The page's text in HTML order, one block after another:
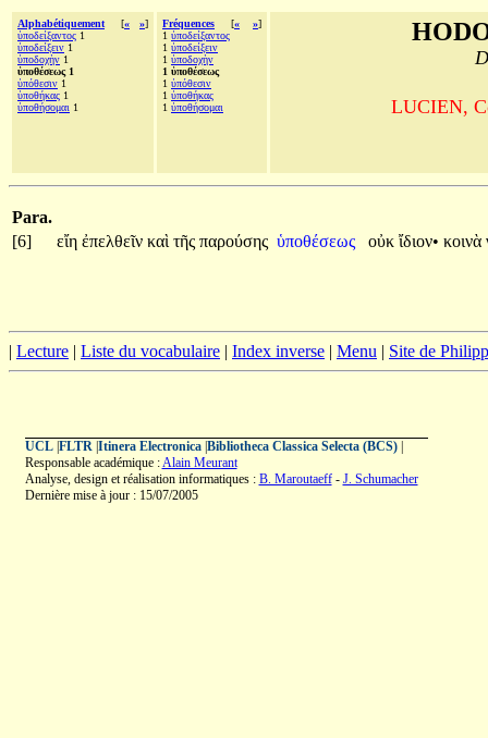
Alphabétiquement [« »]
ὑποδείξαντος 1
ὑποδείξειν 1
ὑποδοχὴν 1
ὑποθέσεως 1
ὑπόθεσιν 1
ὑποθήκας 1
ὑποθήσομαι 1
Fréquences [« »]
1 ὑποδείξαντος
1 ὑποδείξειν
1 ὑποδοχὴν
1 ὑποθέσεως
1 ὑπόθεσιν
1 ὑποθήκας
1 ὑποθήσομαι LUCIEN,
Para.
[6]
εἴη ἐπελθεῖν καὶ τῆς παρούσης ὑποθέσεως οὐκ ἴδιον• κοινὰ
| Lecture | Liste du vocabulaire | Index inverse | Menu | Site de
UCL| FLTR| Itinera Electronica| Bibliotheca Classica Selecta (BCS)|
Responsable académique :Alain Meurant
Analyse, design et réalisation informatiques : B. Maroutaeff- J. Schumacher
Dernière mise à jour : 15/07/2005